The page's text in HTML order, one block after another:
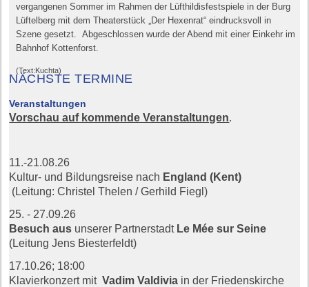
vergangenen Sommer im Rahmen der Lüfthildisfestspiele in der Burg
Lüftelberg mit dem Theaterstück „Der Hexenrat“ eindrucksvoll in
Szene gesetzt. Abgeschlossen wurde der Abend mit einer Einkehr im
Bahnhof Kottenforst.
(Text:Kuchta)
NÄCHSTE TERMINE
Veranstaltungen
Vorschau auf kommende Veranstaltungen.
11.-21.08.26
Kultur- und Bildungsreise nach England (Kent)
(Leitung: Christel Thelen / Gerhild Fiegl)
25. - 27.09.26
Besuch aus unserer Partnerstadt Le Mée sur Seine
(Leitung Jens Biesterfeldt)
17.10.26; 18:00
Klavierkonzert mitVadim Valdivia in der Friedenskirche